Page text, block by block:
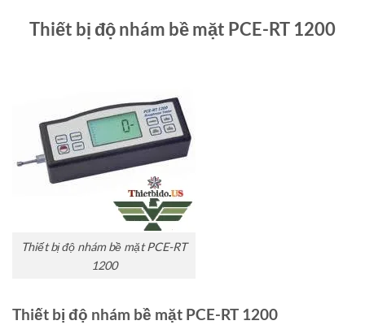
Thiết bị độ nhám bề mặt PCE-RT 1200
Thiết bị độ nhám bề mặt PCE-RT
1200
Thiết bị độ nhám bề mặt PCE-RT 1200